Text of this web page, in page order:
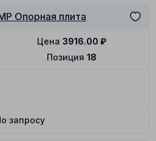
Опорная плита
Позиция 18
Цена 3916.00 ₽
запросу